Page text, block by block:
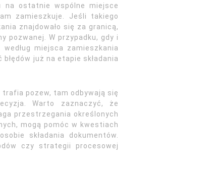
na ostatnie wspólne miejsce
zamieszkuje. Jeśli takiego
znajdowało się za granicą,
pozwanej. W przypadku, gdy i
miejsca zamieszkania
już na etapie składania
pozew, tam odbywają się
Warto zaznaczyć, że
przestrzegania określonych
mogą pomóc w kwestiach
składania dokumentów.
czy strategii procesowej